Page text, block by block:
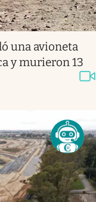
una avioneta
y murieron 13